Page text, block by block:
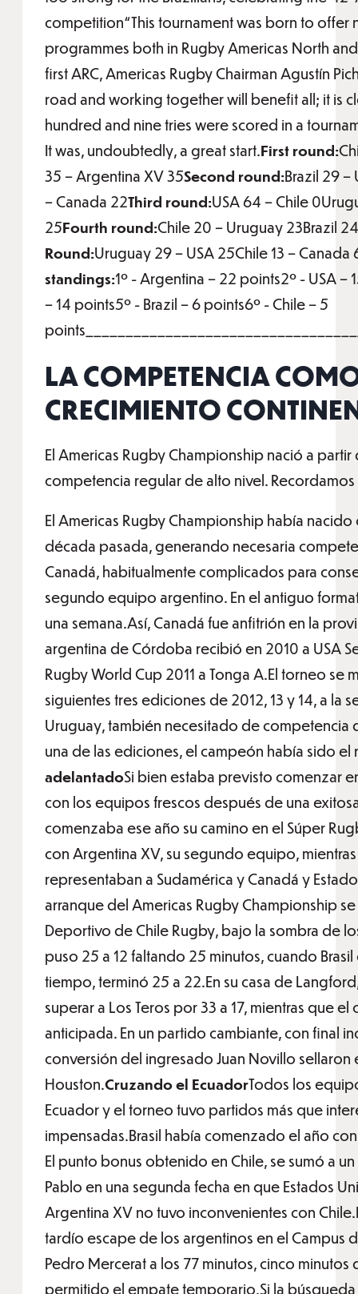
competition“This tournament was born to
programmes both in Rugby Americas North
first ARC, Americas Rugby Chairman Agustín
road and working together will benefit all; it is
hundred and nine tries were scored in a
It was, undoubtedly, a great start.First round:
35 – Argentina XV 35Second round:Brazil 29 –
– Canada 22Third round:USA 64 – Chile
25Fourth round:Chile 20 – Uruguay 23Brazil
Round:Uruguay 29 – USA 25Chile 13 –
standings:1º - Argentina – 22 points2º - USA –
– 14 points5º - Brazil – 6 points6º - Chile – 5
LA COMPETENCIA
CRECIMIENTO
El Americas Rugby Championship nació a
competencia regular de alto nivel. Recordamos
El Americas Rugby Championship había
década pasada, generando necesaria
Canadá, habitualmente complicados para
segundo equipo argentino. En el antiguo
una semana.Así, Canadá fue anfitrión en la
argentina de Córdoba recibió en 2010 a USA
Rugby World Cup 2011 a Tonga A.El torneo se
siguientes tres ediciones de 2012, 13 y 14, a
Uruguay, también necesitado de competencia
una de las ediciones, el campeón había sido
adelantadoSi bien estaba previsto comenzar
con los equipos frescos después de una
comenzaba ese año su camino en el Súper
con Argentina XV, su segundo equipo,
representaban a Sudamérica y Canadá y
arranque del Americas Rugby Championship
Deportivo de Chile Rugby, bajo la sombra de
puso 25 a 12 faltando 25 minutos, cuando
tiempo, terminó 25 a 22.En su casa de
superar a Los Teros por 33 a 17, mientras que
anticipada. En un partido cambiante, con final
conversión del ingresado Juan Novillo
Houston.Cruzando el EcuadorTodos los
Ecuador y el torneo tuvo partidos más que
impensadas.Brasil había comenzado el año
El punto bonus obtenido en Chile, se sumó a
Pablo en una segunda fecha en que Estados
Argentina XV no tuvo inconvenientes con
tardío escape de los argentinos en el
Pedro Mercerat a los 77 minutos, cinco
permitido el empate temporario.Si la